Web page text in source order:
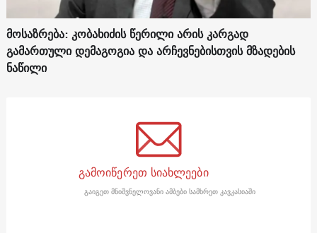
მოსაზრება: კობახიძის წერილი არის კარგად
გამართული დემაგოგია და არჩევნებისთვის მზადების
ნაწილი
გამოიწერეთ სიახლეები
გაიგეთ მნიშვნელოვანი ამბები სამხრეთ კავკასიაში